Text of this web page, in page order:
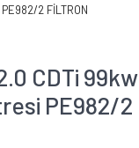
2 FİLTRON
CDTi 99kw
PE982/2